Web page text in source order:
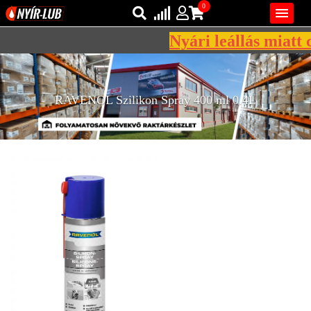
REGISZTRÁCIÓ
KENŐANYAGOK
VISZKOZITÁSOK

Bejelentkezés
Regisztráció
0
AZ ÖN KOSARA ÜRES
Nyári leállás miatt
RAVENOL Szilikon Spray 400 ml 0.4L